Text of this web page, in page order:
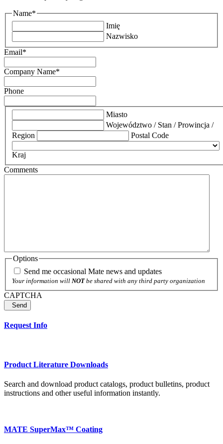
Name*
Imię
Nazwisko
Email*
Company Name*
Phone
Miasto
Województwo / Stan / Prowincja /
Region
Postal Code
Kraj
Comments
Options
Send me occasional Mate news and updates
Your information will NOTbe shared with any third party organization
CAPTCHA
Send
Request Info
Product Literature Downloads
Search and download product catalogs, product bulletins, product
instructions and other useful information instantly.
MATE SuperMax™ Coating